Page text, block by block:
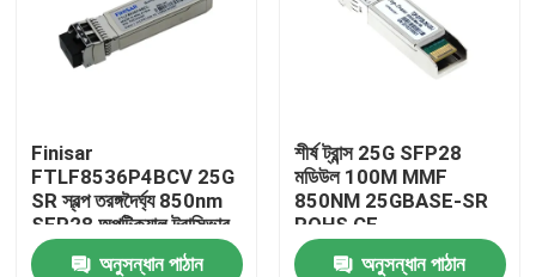
আমাদের সম্পর্কে
মান নিয়ন্ত্রণ
যোগাযোগ করুন
Finisar
FTLF8536P4BCV 25G
SR স্বল্প তরঙ্গদৈর্ঘ্য 850nm
SFP28 অপটিক্যাল ট্রান্সিভার
অনুসন্ধান পাঠান
শীর্ষ ট্রান্স 25G SFP28
মডিউল 100M MMF
850NM 25GBASE-SR
ROHS CE
অনুসন্ধান পাঠান